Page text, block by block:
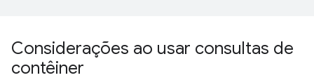
Considerações ao usar consultas de
contêiner